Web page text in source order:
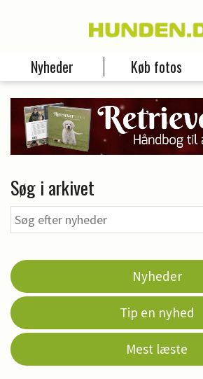
Nyheder Køb fotos
Søg i arkivet
Nyheder
Tip en nyhed
Mest læste